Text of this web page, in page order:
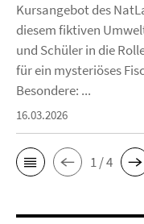
Kursangebot des
diesem fiktiven
und Schüler in die
für ein mysteriöses
Besondere: ...
16.03.2026
1 / 4